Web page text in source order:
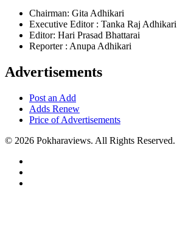
Chairman: Gita Adhikari
Executive Editor : Tanka Raj Adhikari
Editor: Hari Prasad Bhattarai
Reporter : Anupa Adhikari
Advertisements
Post an Add
Adds Renew
Price of Advertisements
© 2026 Pokharaviews. All Rights Reserved.